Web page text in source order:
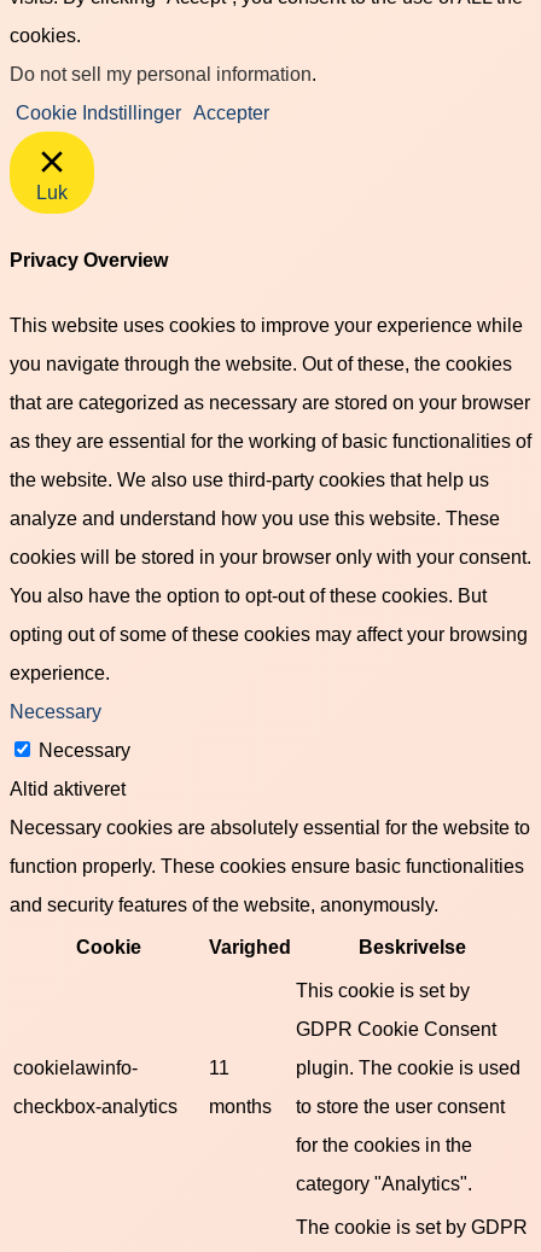
cookies.
Do not sell my personal information.
Cookie Indstillinger Accepter
Luk
Privacy Overview
This website uses cookies to improve your experience while
you navigate through the website. Out of these, the cookies
that are categorized as necessary are stored on your browser
as they are essential for the working of basic functionalities of
the website. We also use third-party cookies that help us
analyze and understand how you use this website. These
cookies will be stored in your browser only with your consent.
You also have the option to opt-out of these cookies. But
opting out of some of these cookies may affect your browsing
experience.
Necessary
Necessary
Altid aktiveret
Necessary cookies are absolutely essential for the website to
function properly. These cookies ensure basic functionalities
and security features of the website, anonymously.
Cookie
Varighed Beskrivelse
cookielawinfo-
checkbox-analytics
11
months
This cookie is set by
GDPR Cookie Consent
plugin. The cookie is used
to store the user consent
for the cookies in the
category "Analytics".
The cookie is set by GDPR